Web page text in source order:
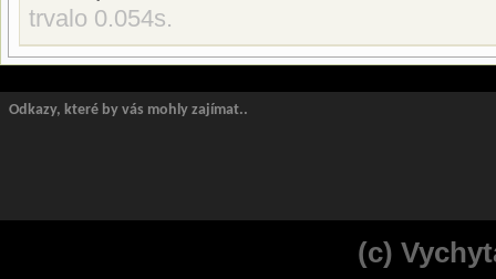
trvalo 0.054s.
Odkazy, které by vás mohly zajímat..
(c)